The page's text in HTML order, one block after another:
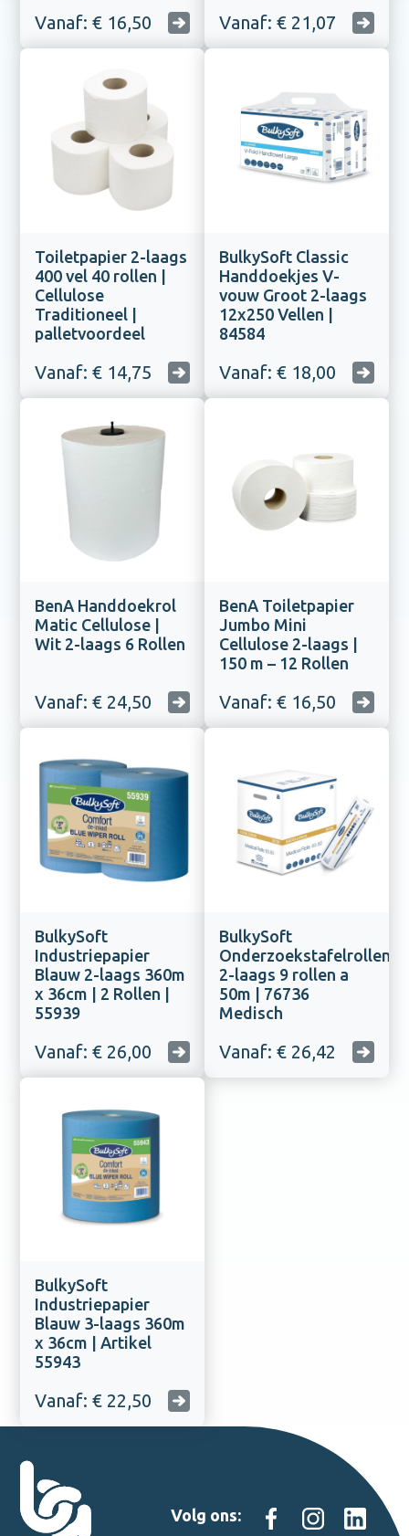
Vanaf: € 16,50 Vanaf: € 21,07
Toiletpapier 2-laags
400 vel 40 rollen |
Cellulose
Traditioneel |
palletvoordeel
Vanaf: € 14,75
BulkySoft Classic
Handdoekjes V-
vouw Groot 2-laags
12x250 Vellen |
84584
Vanaf: € 18,00
BenA Handdoekrol
Matic Cellulose |
Wit 2-laags 6 Rollen
Vanaf: € 24,50
BenA Toiletpapier
Jumbo Mini
Cellulose 2-laags |
150 m – 12 Rollen
Vanaf: € 16,50
BulkySoft
Industriepapier
Blauw 2-laags 360m
x 36cm | 2 Rollen |
55939
Vanaf: € 26,00
BulkySoft
Onderzoekstafelrollen
2-laags 9 rollen a
50m | 76736
Medisch
Vanaf: € 26,42
BulkySoft
Industriepapier
Blauw 3-laags 360m
x 36cm | Artikel
55943
Vanaf: € 22,50
Volg ons: